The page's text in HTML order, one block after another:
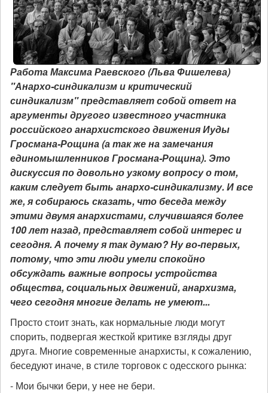
Работа Максима Раевского (Льва Фишелева)
"Анархо-синдикализм и критический
синдикализм" представляет собой ответ на
аргументы другого известного участника
российского анархистского движения Иуды
Гросмана-Рощина (а так же на замечания
единомышленников Гросмана-Рощина). Это
дискуссия по довольно узкому вопросу о том,
каким следует быть анархо-синдикализму. И все
же, я собираюсь сказать, что беседа между
этими двумя анархистами, случившаяся более
100 лет назад, представляет собой интерес и
сегодня. А почему я так думаю? Ну во-первых,
потому, что эти люди умели спокойно
обсуждать важные вопросы устройства
общества, социальных движений, анархизма,
чего сегодня многие делать не умеют...
Просто стоит знать, как нормальные люди могут
спорить, подвергая жесткой критике взгляды друг
друга. Многие современные анархисты, к сожалению,
беседуют иначе, в стиле торговок с одесского рынка:
- Мои бычки бери, у нее не бери.